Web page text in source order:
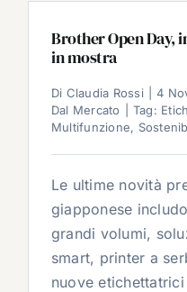
Brother Open Day,
in mostra
Di Claudia Rossi 4
Dal Mercato
Tag:
Multifunzione,
Le ultime novità
giapponese
grandi volumi,
smart, printer a
nuove